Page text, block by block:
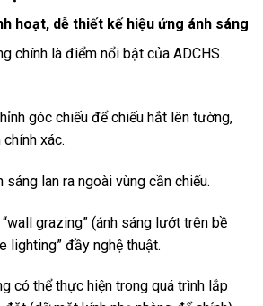
hoạt, dễ thiết kế hiệu ứng ánh sáng
chính là điểm nổi bật của ADCHS.
góc chiếu để chiếu hắt lên tường,
xác.
sáng lan ra ngoài vùng cần chiếu.
grazing” (ánh sáng lướt trên bề
lighting” đầy nghệ thuật.
có thể thực hiện trong quá trình lắp